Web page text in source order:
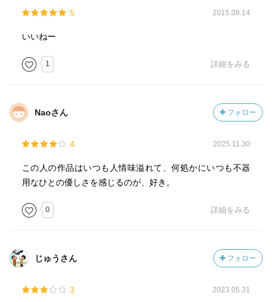
5 2015.08.14
いいねー
1 詳細をみる
Naoさん フォロー
4 2025.11.30
この人の作品はいつも人情味溢れて、何処かにいつも不器
用なひとの優しさを感じるのが、好き。
0 詳細をみる
じゅうさん フォロー
3 2023.05.31